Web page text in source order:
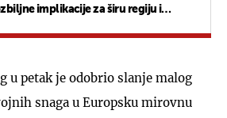
implikacije za širu regiju i
u petak je odobrio slanje malog
snaga u Europsku mirovnu